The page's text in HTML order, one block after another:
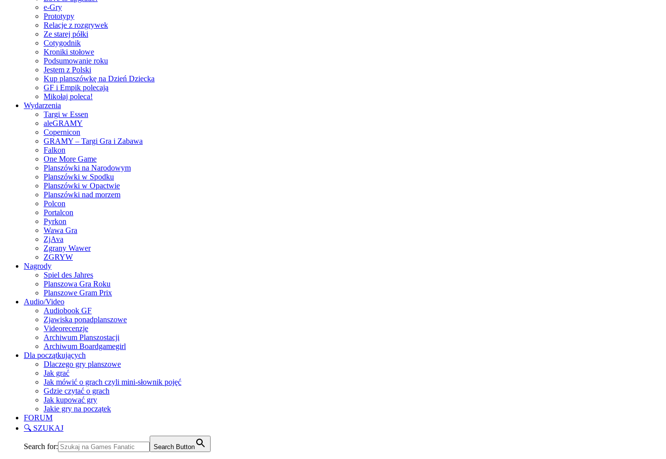
e-Gry
Prototypy
Relacje z rozgrywek
Ze starej półki
Cotygodnik
Kroniki stołowe
Podsumowanie roku
Jestem z Polski
Kup planszówkę na Dzień Dziecka
GF i Empik polecają
Mikołaj poleca!
Wydarzenia
Targi w Essen
aleGRAMY
Copernicon
GRAMY – Targi Gra i Zabawa
Falkon
One More Game
Planszówki na Narodowym
Planszówki w Spodku
Planszówki w Opactwie
Planszówki nad morzem
Polcon
Portalcon
Pyrkon
Wawa Gra
ZjAva
Zgrany Wawer
ZGRYW
Nagrody
Spiel des Jahres
Planszowa Gra Roku
Planszowe Gram Prix
Audio/Video
Audiobook GF
Zjawiska ponadplanszowe
Videorecenzje
Archiwum Planszostacji
Archiwum Boardgamegirl
Dla początkujących
Dlaczego gry planszowe
Jak grać
Jak mówić o grach czyli mini-słownik pojęć
Gdzie czytać o grach
Jak kupować gry
Jakie gry na początek
FORUM
🔍 SZUKAJ
Search for: Search Button